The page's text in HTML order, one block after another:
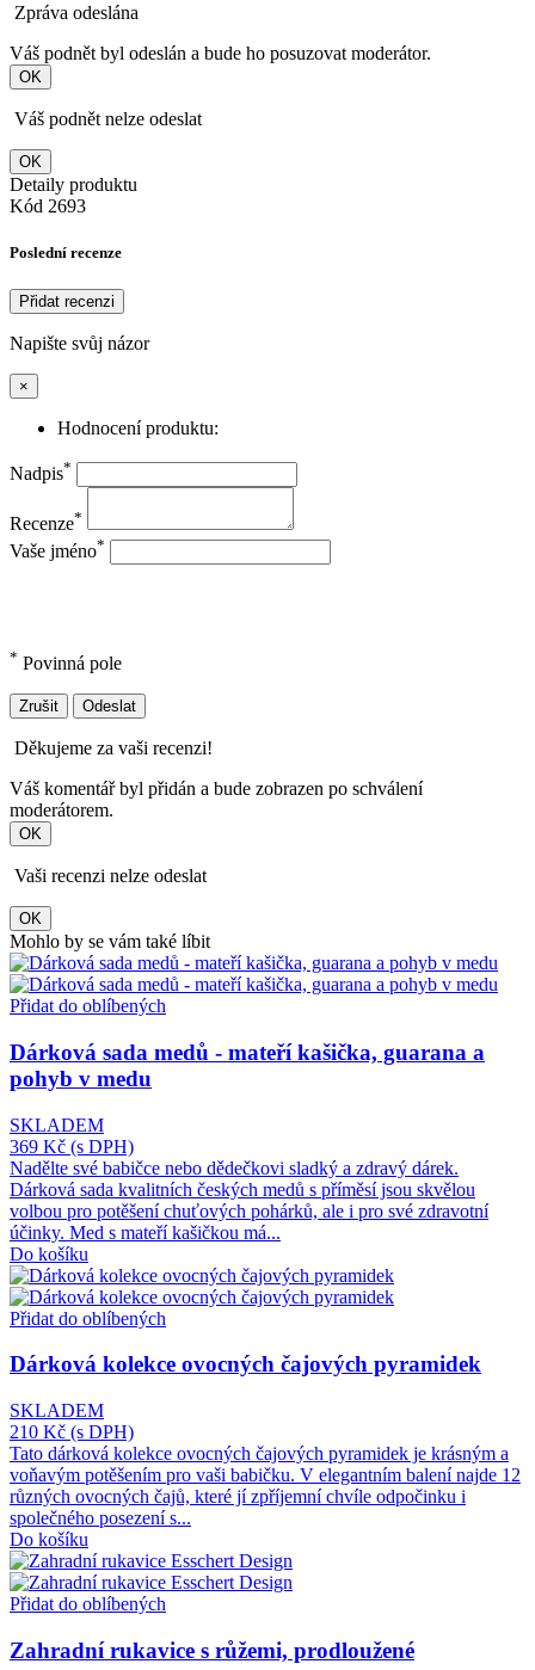
Zpráva odeslána
Váš podnět byl odeslán a bude ho posuzovat moderátor.
OK
Váš podnět nelze odeslat
OK
Detaily produktu
Kód 2693
Poslední recenze
Přidat recenzi
Napište svůj názor
×
Hodnocení produktu:
Nadpis*
Recenze*
Vaše jméno*
* Povinná pole
Zrušit Odeslat
Děkujeme za vaši recenzi!
Váš komentář byl přidán a bude zobrazen po schválení
moderátorem.
OK
Vaši recenzi nelze odeslat
OK
Mohlo by se vám také líbit
Přidat do oblíbených
Dárková sada medů - mateří kašička, guarana a
pohyb v medu
SKLADEM
369 Kč (s DPH)
Nadělte své babičce nebo dědečkovi sladký a zdravý dárek.
Dárková sada kvalitních českých medů s příměsí jsou skvělou
volbou pro potěšení chuťových pohárků, ale i pro své zdravotní
účinky. Med s mateří kašičkou má...
Do košíku
Přidat do oblíbených
Dárková kolekce ovocných čajových pyramidek
SKLADEM
210 Kč (s DPH)
Tato dárková kolekce ovocných čajových pyramidek je krásným a
voňavým potěšením pro vaši babičku. V elegantním balení najde 12
různých ovocných čajů, které jí zpříjemní chvíle odpočinku i
společného posezení s...
Do košíku
Přidat do oblíbených
Zahradní rukavice s růžemi, prodloužené